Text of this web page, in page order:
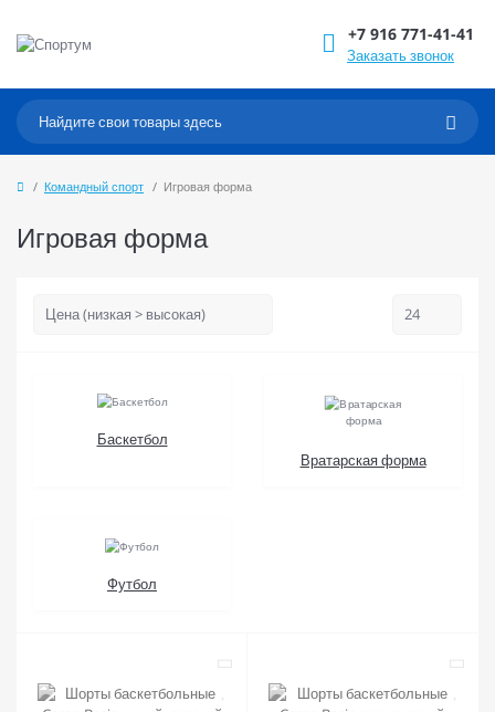
+7 916 771-41-41
Заказать звонок
Командный спорт Игровая форма
Игровая форма
Баскетбол
Вратарская форма
Футбол